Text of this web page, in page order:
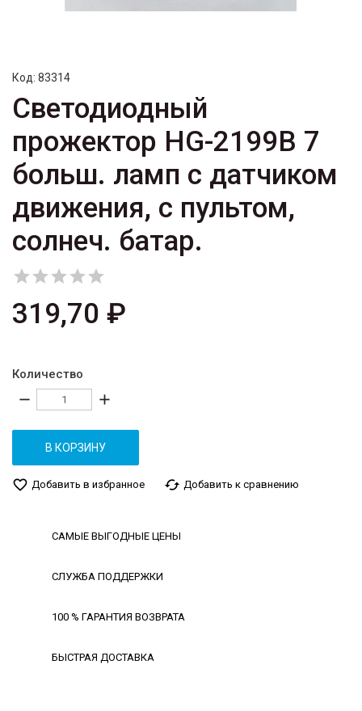
Код: 83314
Светодиодный
прожектор HG-2199B 7
больш. ламп с датчиком
движения, с пультом,
солнеч. батар.

319,70 ₽
Количество
remove add
В КОРЗИНУ
favorite_border Добавить в избранное cached Добавить к сравнению
САМЫЕ ВЫГОДНЫЕ ЦЕНЫ
СЛУЖБА ПОДДЕРЖКИ
100 % ГАРАНТИЯ ВОЗВРАТА
БЫСТРАЯ ДОСТАВКА